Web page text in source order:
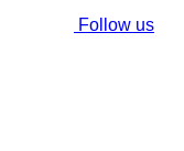
Follow us